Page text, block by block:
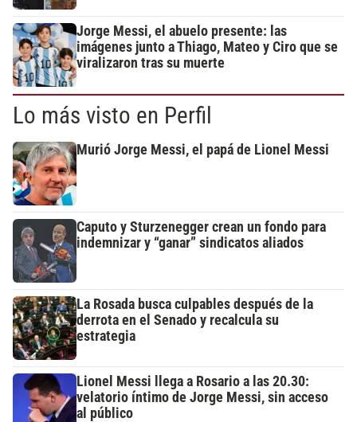
Jorge Messi, el abuelo presente: las
imágenes junto a Thiago, Mateo y Ciro que se
viralizaron tras su muerte
Lo más visto en Perfil
Murió Jorge Messi, el papá de Lionel Messi
Caputo y Sturzenegger crean un fondo para
indemnizar y “ganar” sindicatos aliados
La Rosada busca culpables después de la
derrota en el Senado y recalcula su
estrategia
Lionel Messi llega a Rosario a las 20.30:
velatorio íntimo de Jorge Messi, sin acceso
al público